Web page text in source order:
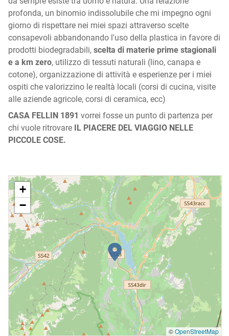
profonda, un binomio indissolubile che mi impegno ogni
giorno di rispettare nei miei spazi attraverso scelte
consapevoli abbandonando l'uso della plastica in favore di
prodotti biodegradabili, scelta di materie prime stagionali
e a km zero, utilizzo di tessuti naturali (lino, canapa e
cotone), organizzazione di attività e esperienze per i miei
ospiti che valorizzino le realtà locali (corsi di cucina, visite
alle aziende agricole, corsi di ceramica, ecc)
CASA FELLIN 1891 vorrei fosse un punto di partenza per
chi vuole ritrovare IL PIACERE DEL VIAGGIO NELLE
PICCOLE COSE.
+
−
©OpenStreetMap